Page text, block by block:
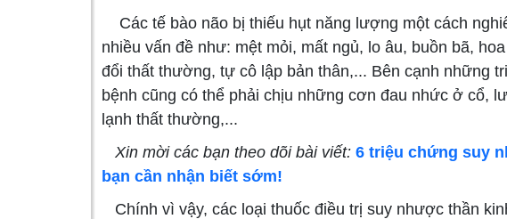
Các tế bào não bị thiếu hụt năng lượng một cách
nhiều vấn đề như: mệt mỏi, mất ngủ, lo âu, buồn bã,
đổi thất thường, tự cô lập bản thân,... Bên cạnh những
bệnh cũng có thể phải chịu những cơn đau nhức ở cổ,
lạnh thất thường,...
Xin mời các bạn theo dõi bài viết: 6 triệu chứng suy
bạn cần nhận biết sớm!
Chính vì vậy, các loại thuốc điều trị suy nhược thần